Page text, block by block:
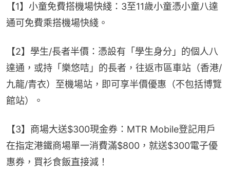
【1】小童免費搭機場快綫：3至11歲小童憑小童八達
通可免費乘搭機場快綫。
【2】學生/長者半價：憑設有「學生身分」的個人八
達通，或持「樂悠咭」的長者，往返市區車站（香港/
九龍/青衣）至機場站，即可享半價優惠（不包括博覽
館站）。
【3】商場大送$300現金券：MTR Mobile登記用戶
在指定港鐵商場單一消費滿$800，就送$300電子優
惠券，買衫食飯直接減！